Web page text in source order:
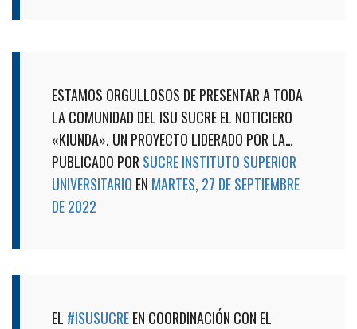
ESTAMOS ORGULLOSOS DE PRESENTAR A TODA
LA COMUNIDAD DEL ISU SUCRE EL NOTICIERO
«KIUNDA». UN PROYECTO LIDERADO POR LA…
PUBLICADO POR SUCRE INSTITUTO SUPERIOR
UNIVERSITARIO EN MARTES, 27 DE SEPTIEMBRE
DE 2022
EL #ISUSUCREEN COORDINACIÓN CON EL